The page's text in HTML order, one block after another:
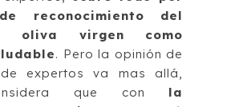
reconocimiento del
oliva virgen como
. Pero la opinión de
expertos va mas allá,
que con la